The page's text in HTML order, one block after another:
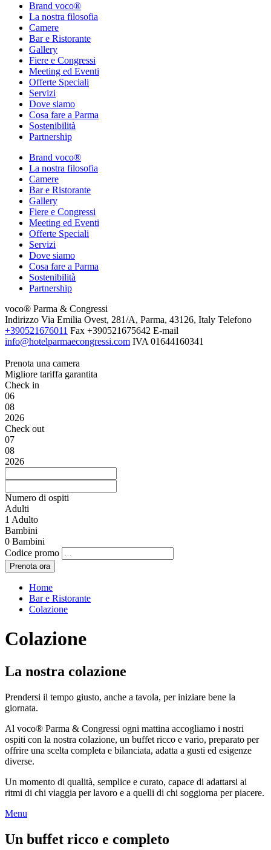
Brand voco®
La nostra filosofia
Camere
Bar e Ristorante
Gallery
Fiere e Congressi
Meeting ed Eventi
Offerte Speciali
Servizi
Dove siamo
Cosa fare a Parma
Sostenibilità
Partnership
Brand voco®
La nostra filosofia
Camere
Bar e Ristorante
Gallery
Fiere e Congressi
Meeting ed Eventi
Offerte Speciali
Servizi
Dove siamo
Cosa fare a Parma
Sostenibilità
Partnership
voco® Parma & Congressi
Indirizzo Via Emilia Ovest, 281/A, Parma, 43126, Italy Telefono
+390521676011 Fax +390521675642 E-mail
info@hotelparmaecongressi.com IVA 01644160341
Prenota una camera
Migliore tariffa garantita
Check in
06
08
2026
Check out
07
08
2026
Numero di ospiti
Adulti
1 Adulto
Bambini
0 Bambini
Codice promo
Home
Bar e Ristorante
Colazione
Colazione
La nostra colazione
Prendersi il tempo giusto, anche a tavola, per iniziare bene la
giornata.
Al voco® Parma & Congressi ogni mattina accogliamo i nostri
ospiti con la nostra colazione, un buffet ricco e vario, preparato per
offrire una scelta completa e bilanciata, adatta a gusti ed esigenze
diverse.
Un momento di qualità, semplice e curato, capace di adattarsi ai
ritmi di chi viaggia per lavoro e a quelli di chi soggiorna per piacere.
Menu
Un buffet ricco e completo